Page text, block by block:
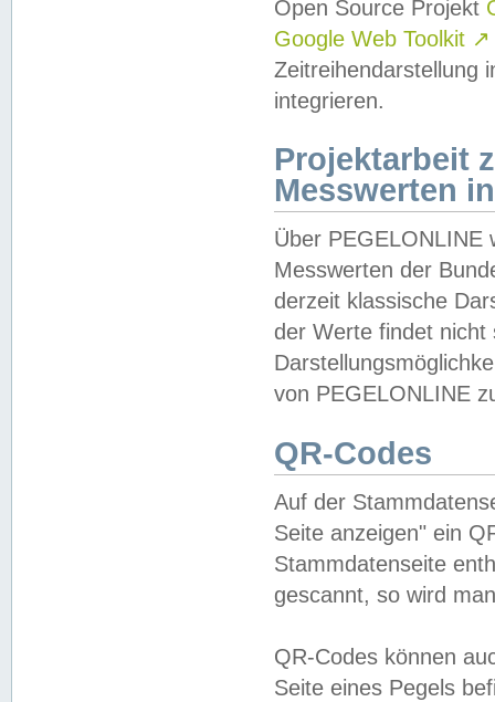
Open Source Projekt
Google Web Toolkit ↗
Zeitreihendarstellung
integrieren.
Projektarbeit
Messwerten
Über PEGELONLINE
Messwerten der
derzeit klassische
der Werte findet
von PEGELONLINE
QR-Codes
Auf der
Seite anzeigen" ein
Stammdatenseite
gescannt, so wird
QR-Codes können
Seite eines Pegels